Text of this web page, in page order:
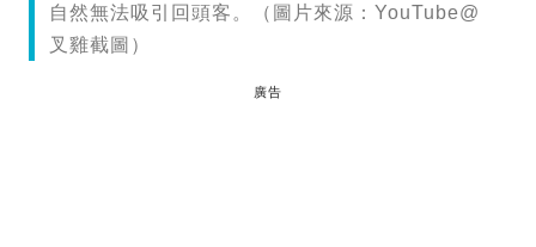
自然無法吸引回頭客。（圖片來源：YouTube@
叉雞截圖）
廣告